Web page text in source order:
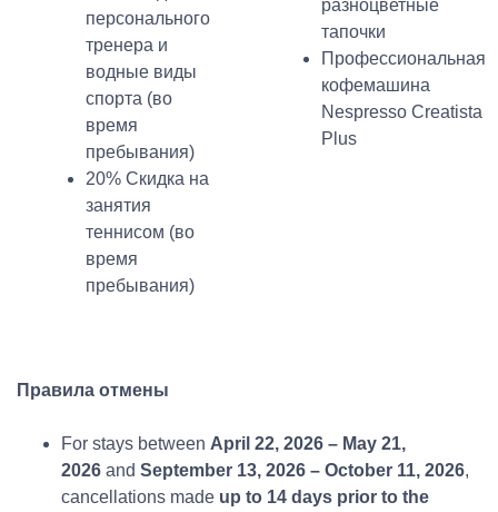
персонального
тренера и
водные виды
спорта (во
время
пребывания)
20% Скидка на
занятия
теннисом (во
время
пребывания)
разноцветные
тапочки
Профессиональная
кофемашина
Nespresso Creatista
Plus
Правила отмены
For stays between April 22, 2026 – May 21,
2026 and September 13, 2026 – October 11, 2026,
cancellations made up to 14 days prior to the